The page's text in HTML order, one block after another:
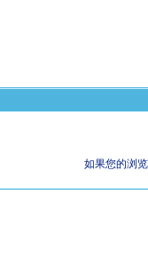
如果您的浏